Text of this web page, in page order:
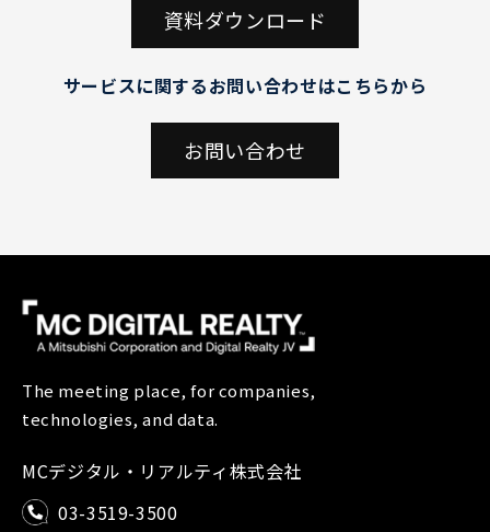
資料ダウンロード
サービスに関するお問い合わせはこちらから
お問い合わせ
The meeting place, for companies,
technologies, and data.
MCデジタル・リアルティ株式会社
03-3519-3500